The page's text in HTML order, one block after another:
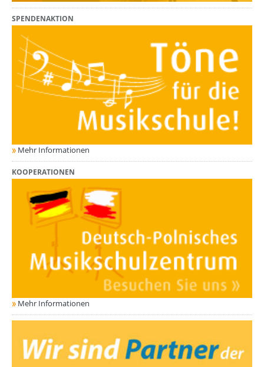
SPENDENAKTION
Mehr Informationen
KOOPERATIONEN
Mehr Informationen